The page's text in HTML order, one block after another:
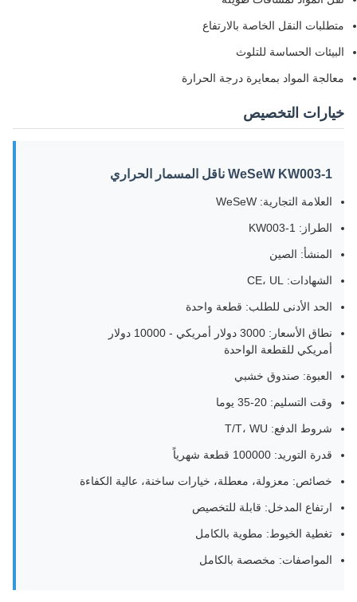
متطلبات النقل الخاصة بالارتفاع
البيئات الحساسة للتلوث
معالجة المواد بمعايرة درجة الحرارة
خيارات التخصيص
WeSeW KW003-1 ناقل المسمار الحراري
العلامة التجارية: WeSeW
الطراز: KW003-1
المنشأ: الصين
الشهادات: CE، UL
الحد الأدنى للطلب: قطعة واحدة
نطاق الأسعار: 3000 دولار أمريكي - 10000 دولار
أمريكي للقطعة الواحدة
العبوة: صندوق خشبي
وقت التسليم: 20-35 يوما
شروط الدفع: T/T، WU
قدرة التوريد: 100000 قطعة شهرياً
خصائص: معزولة، معطلة، خيارات ساخنة، عالية الكفاءة
ارتفاع المدخل: قابلة للتخصيص
تغطية الخيوط: مطوية بالكامل
المواصفات: مخصصة بالكامل